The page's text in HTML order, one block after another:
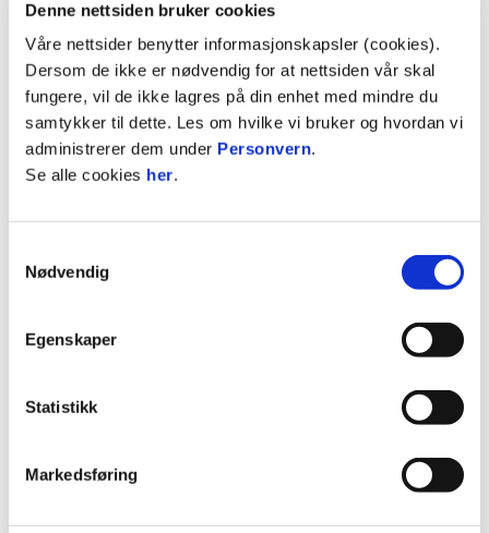
Denne nettsiden bruker cookies
Våre nettsider benytter informasjonskapsler (cookies).
Dersom de ikke er nødvendig for at nettsiden vår skal
fungere, vil de ikke lagres på din enhet med mindre du
samtykker til dette. Les om hvilke vi bruker og hvordan vi
administrerer dem under Personvern.
Se alle cookies her.
Nødvendig
Egenskaper
Statistikk
Markedsføring
Ønske velkommen begge lag og dommer.
Oppfordre til at tilskuere plasseres på
motsatt side av lagene og står godt utenfor
sidelinjen.
Bistå hjemmelagets trener i å avholde Fair
Play møte.
Bistå i å organisere Fair Play-hilsen før
Ha kunnskap om hvor klubbens
hjertestarter er (på veggen rett opp trappa
til administrasjonen i servicebygget til
Støtte dommeren og påse at reaksjoner mot